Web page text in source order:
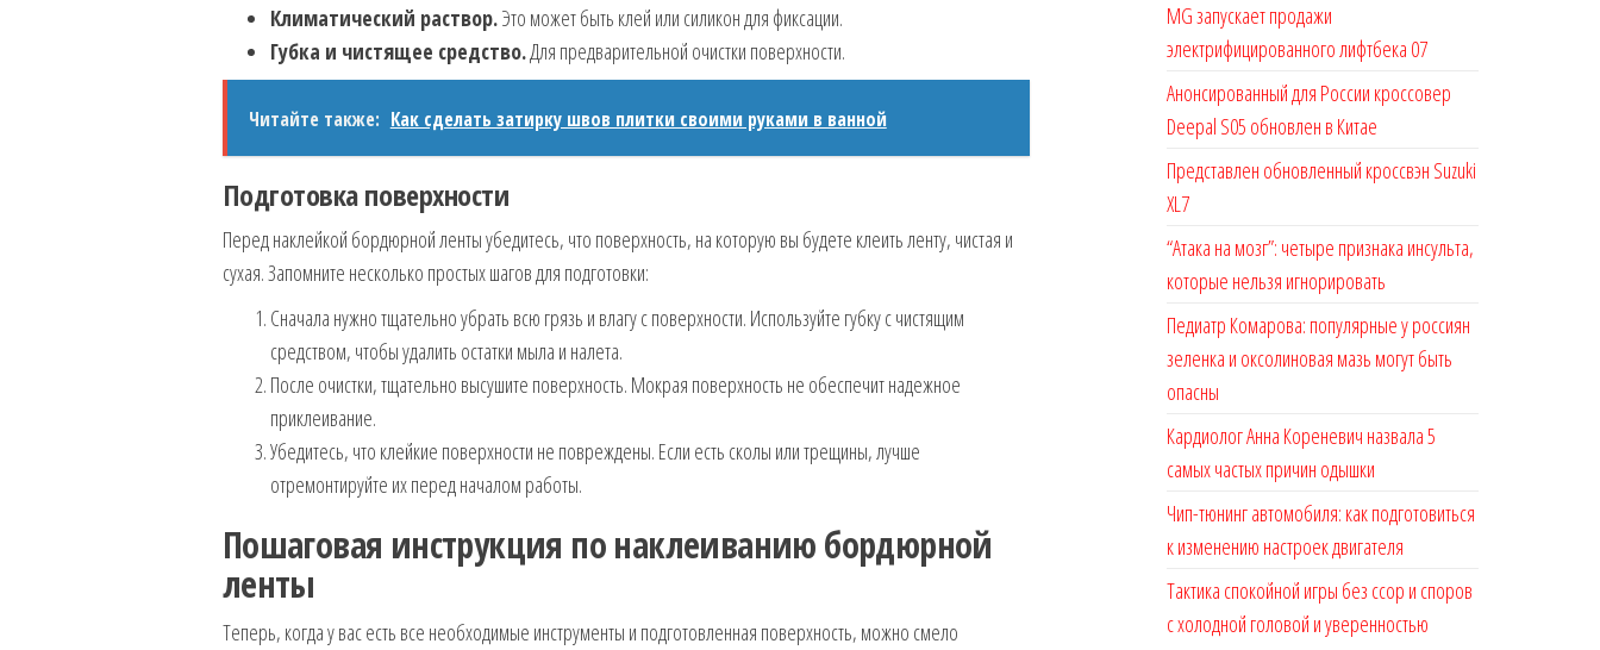
Климатический раствор.Это может быть клей или силикон для фиксации.
Губка и чистящее средство.Для предварительной очистки поверхности.
Читайте также: Как сделать затирку швов плитки своими руками в ванной
Подготовка поверхности
Перед наклейкой бордюрной ленты убедитесь, что поверхность, на которую вы будете клеить ленту, чистая и
сухая. Запомните несколько простых шагов для подготовки:
Сначала нужно тщательно убрать всю грязь и влагу с поверхности. Используйте губку с чистящим
средством, чтобы удалить остатки мыла и налета.
После очистки, тщательно высушите поверхность. Мокрая поверхность не обеспечит надежное
приклеивание.
Убедитесь, что клейкие поверхности не повреждены. Если есть сколы или трещины, лучше
отремонтируйте их перед началом работы.
Пошаговая инструкция по наклеиванию бордюрной
ленты
Теперь, когда у вас есть все необходимые инструменты и подготовленная поверхность, можно смело
MG запускает продажи
электрифицированного лифтбека 07
Анонсированный для России кроссовер
Deepal S05 обновлен в Китае
Представлен обновленный кроссвэн Suzuki
XL7
“Атака на мозг”: четыре признака инсульта,
которые нельзя игнорировать
Педиатр Комарова: популярные у россиян
зеленка и оксолиновая мазь могут быть
опасны
Кардиолог Анна Кореневич назвала 5
самых частых причин одышки
Чип-тюнинг автомобиля: как подготовиться
к изменению настроек двигателя
Тактика спокойной игры без ссор и споров
с холодной головой и уверенностью